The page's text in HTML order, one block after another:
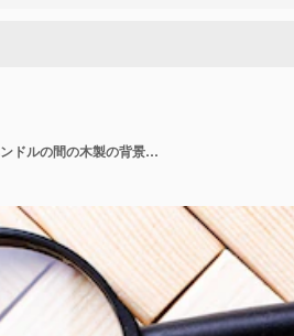
BONDSという言葉が付いた木製の立方体は、虫眼鏡とハンドルの間の木製の背景の上に立っています